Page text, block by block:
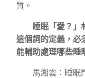
質。
睡眠「愛？」
這個詞的定義，必
能輔助處理哪些睡
馬湘雲：睡眠